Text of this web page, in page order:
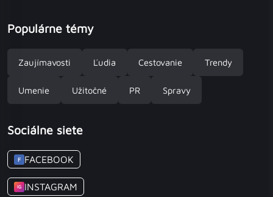
Populárne témy
Zaujímavosti Ľudia Cestovanie Trendy
Umenie Užitočné PR Spravy
Sociálne siete
F FACEBOOK
IG INSTAGRAM